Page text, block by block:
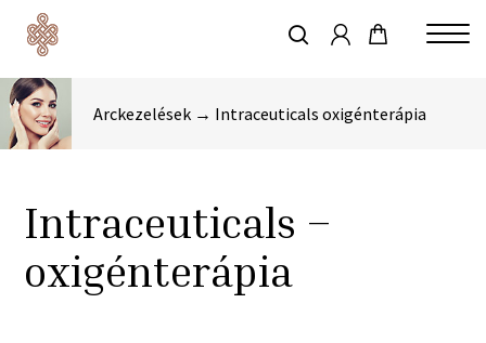
content
keresés
Arckezelések → Intraceuticals oxigénterápia
Intraceuticals –
oxigénterápia